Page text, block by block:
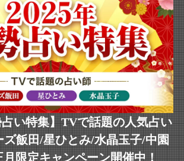
占い特集】TVで話題の人気占い
ズ飯田/星ひとみ/水晶玉子/中園
月限定キャンペーン開催中！